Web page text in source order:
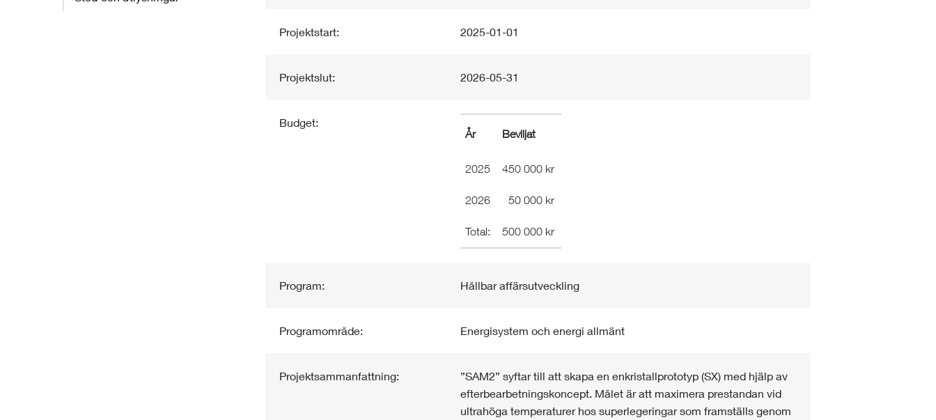
Projektstart: 2025-01-01
Projektslut: 2026-05-31
Budget:
År Beviljat
2025 450 000 kr
2026 50 000 kr
Total: 500 000 kr
Program: Hållbar affärsutveckling
Programområde: Energisystem och energi allmänt
Projektsammanfattning:
”SAM2” syftar till att skapa en enkristallprototyp (SX) med hjälp av
efterbearbetningskoncept. Målet är att maximera prestandan vid
ultrahöga temperaturer hos superlegeringar som framställs genom